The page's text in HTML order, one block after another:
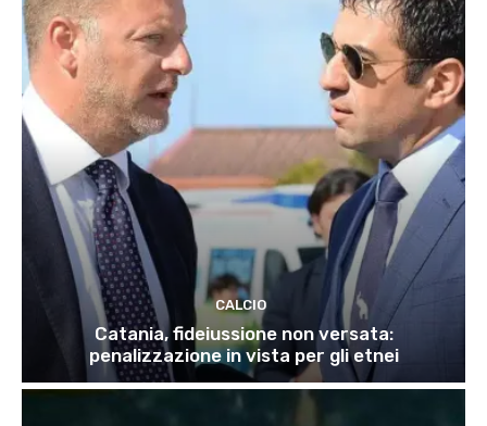
CALCIO
Catania, fideiussione non versata:
penalizzazione in vista per gli etnei